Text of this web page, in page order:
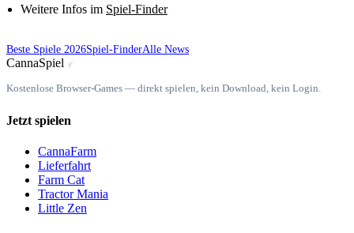
Weitere Infos im Spiel-Finder
Beste Spiele 2026Spiel-FinderAlle News
CannaSpiel ℒ
Kostenlose Browser-Games — direkt spielen, kein Download, kein Login.
Jetzt spielen
CannaFarm
Lieferfahrt
Farm Cat
Tractor Mania
Little Zen